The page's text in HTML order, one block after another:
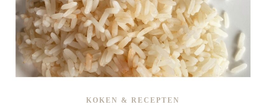
KOKEN & RECEPTEN